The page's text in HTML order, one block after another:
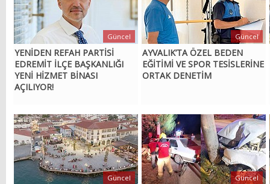
YENİDEN REFAH PARTİSİ
EDREMİT İLÇE BAŞKANLIĞI
YENİ HİZMET BİNASI
AÇILIYOR!
Güncel
AYVALIK’TA ÖZEL BEDEN
EĞİTİMİ VE SPOR TESİSLERİNE
ORTAK DENETİM
Güncel
Güncel Güncel